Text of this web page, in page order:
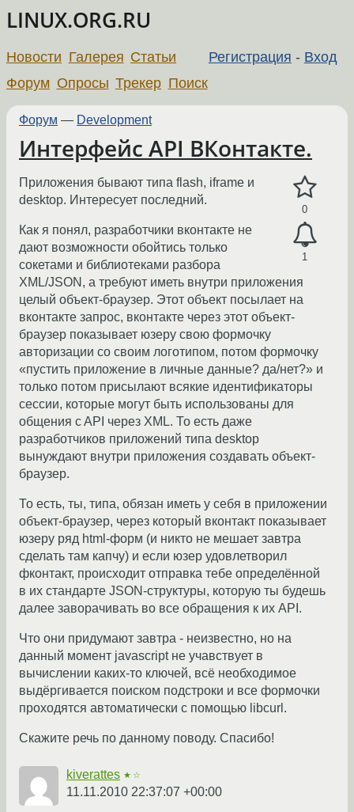
LINUX.ORG.RU
Регистрация - Вход
Новости Галерея Статьи
Форум Опросы Трекер Поиск
Форум — Development
Интерфейс API ВКонтакте.
0
1
Приложения бывают типа flash, iframe и
desktop. Интересует последний.
Как я понял, разработчики вконтакте не
дают возможности обойтись только
сокетами и библиотеками разбора
XML/JSON, а требуют иметь внутри приложения
целый объект-браузер. Этот объект посылает на
вконтакте запрос, вконтакте через этот объект-
браузер показывает юзеру свою формочку
авторизации со своим логотипом, потом формочку
«пустить приложение в личные данные? да/нет?» и
только потом присылают всякие идентификаторы
сессии, которые могут быть использованы для
общения c API через XML. То есть даже
разработчиков приложений типа desktop
вынуждают внутри приложения создавать объект-
браузер.
То есть, ты, типа, обязан иметь у себя в приложении
объект-браузер, через который вконтакт показывает
юзеру ряд html-форм (и никто не мешает завтра
сделать там капчу) и если юзер удовлетворил
фконтакт, происходит отправка тебе определённой
в их стандарте JSON-структуры, которую ты будешь
далее заворачивать во все обращения к их API.
Что они придумают завтра - неизвестно, но на
данный момент javascript не учавствует в
вычислении каких-то ключей, всё необходимое
выдёргивается поиском подстроки и все формочки
проходятся автоматически с помощью libcurl.
Скажите речь по данному поводу. Спасибо!
kiverattes ★☆
11.11.2010 22:37:07 +00:00